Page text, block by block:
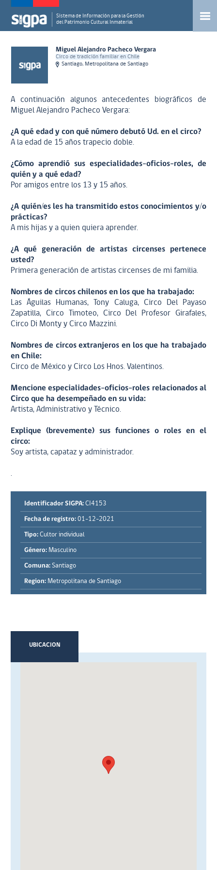
Sistema de Información para la Gestión
del Patrimonio Cultural Inmaterial
Miguel Alejandro Pacheco Vergara
Circo de tradición familiar en Chile
Santiago, Metropolitana de Santiago
A continuación algunos antecedentes biográficos de
Miguel Alejandro Pacheco Vergara:
¿A qué edad y con qué número debutó Ud. en el circo?
A la edad de 15 años trapecio doble.
¿Cómo aprendió sus especialidades-oficios-roles, de
quién y a qué edad?
Por amigos entre los 13 y 15 años.
¿A quién/es les ha transmitido estos conocimientos y/o
prácticas?
A mis hijas y a quien quiera aprender.
¿A qué generación de artistas circenses pertenece
usted?
Primera generación de artistas circenses de mi familia.
Nombres de circos chilenos en los que ha trabajado:
Las Águilas Humanas, Tony Caluga, Circo Del Payaso
Zapatilla, Circo Timoteo, Circo Del Profesor Girafales,
Circo Di Monty y Circo Mazzini.
Nombres de circos extranjeros en los que ha trabajado
en Chile:
Circo de México y Circo Los Hnos. Valentinos.
Mencione especialidades-oficios-roles relacionados al
Circo que ha desempeñado en su vida:
Artista, Administrativo y Técnico.
Explique (brevemente) sus funciones o roles en el
circo:
Soy artista, capataz y administrador.
.
Identificador SIGPA: CI4153
Fecha de registro: 01-12-2021
Tipo: Cultor individual
Género: Masculino
Comuna: Santiago
Region: Metropolitana de Santiago
UBICACION